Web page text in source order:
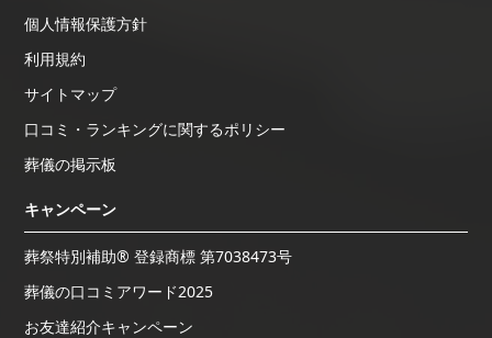
個人情報保護方針
利用規約
サイトマップ
口コミ・ランキングに関するポリシー
葬儀の掲示板
キャンペーン
葬祭特別補助® 登録商標 第7038473号
葬儀の口コミアワード2025
お友達紹介キャンペーン